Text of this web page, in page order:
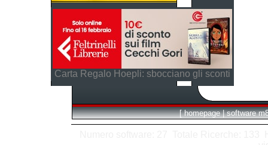
Carta Regalo Hoepli: sbocciano gli sconti
[ homepage | software